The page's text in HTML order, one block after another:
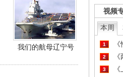
我们的航母辽宁号
视频
本周
1
2
3